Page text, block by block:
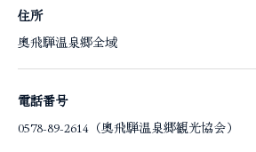
住所
奥飛騨温泉郷全域
電話番号
0578-89-2614（奥飛騨温泉郷観光協会）